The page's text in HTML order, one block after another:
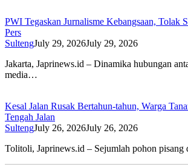
PWI Tegaskan Jurnalisme Kebangsaan, Tolak
Pers
SultengJuly 29, 2026July 29, 2026
Jakarta, Japrinews.id – Dinamika hubungan
media…
Kesal Jalan Rusak Bertahun-tahun, Warga
Tengah Jalan
SultengJuly 26, 2026July 26, 2026
Tolitoli, Japrinews.id – Sejumlah pohon